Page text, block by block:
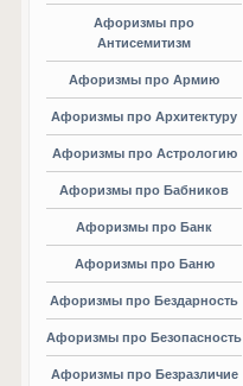
Афоризмы про
Антисемитизм
Афоризмы про Армию
Афоризмы про Архитектуру
Афоризмы про Астрологию
Афоризмы про Бабников
Афоризмы про Банк
Афоризмы про Баню
Афоризмы про Бездарность
Афоризмы про Безопасность
Афоризмы про Безразличие